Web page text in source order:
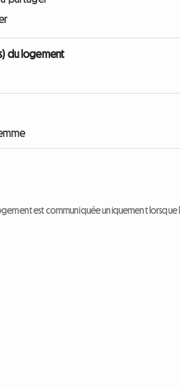
du logement
est communiquée uniquement lorsque